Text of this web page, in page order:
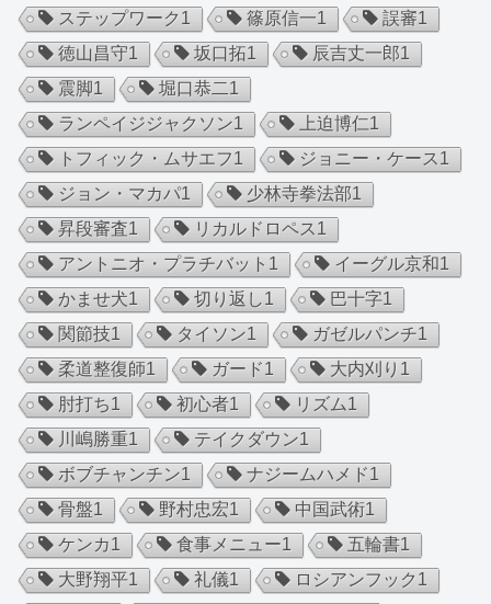
ステップワーク1 篠原信一1 誤審1
徳山昌守1 坂口拓1 辰吉丈一郎1
震脚1 堀口恭二1
ランペイジジャクソン1 上迫博仁1
トフィック・ムサエフ1 ジョニー・ケース1
ジョン・マカパ1 少林寺拳法部1
昇段審査1 リカルドロペス1
アントニオ・プラチバット 1 イーグル京和1
かませ犬1 切り返し1 巴十字1
関節技1 タイソン1 ガゼルパンチ1
柔道整復師1 ガード1 大内刈り 1
肘打ち1 初心者1 リズム1
川嶋勝重1 テイクダウン1
ボブチャンチン1 ナジームハメド1
骨盤1 野村忠宏1 中国武術1
ケンカ1 食事メニュー1 五輪書1
大野翔平1 礼儀1 ロシアンフック1